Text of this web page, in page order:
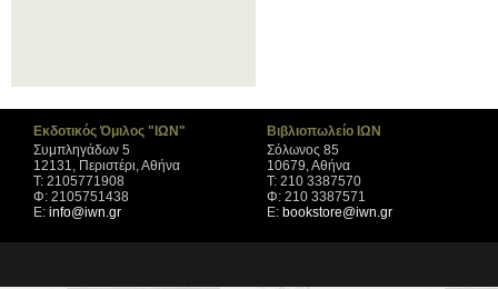
Εκδοτικός Όμιλος "ΙΩΝ"
Συμπληγάδων 5
12131, Περιστέρι, Αθήνα
Τ: 2105771908
Φ: 2105751438
Ε: info@iwn.gr
Βιβλιοπωλείο ΙΩΝ
Σόλωνος 85
10679, Αθήνα
Τ: 210 3387570
Φ: 210 3387571
Ε: bookstore@iwn.gr